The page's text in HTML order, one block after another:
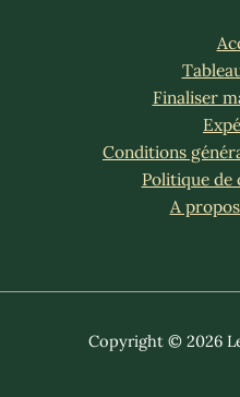
Finaliser
Conditions
Politique
A
Copyright © 2026